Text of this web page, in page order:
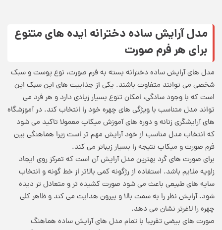
مدل آرایش ساده دخترانه ایده های متنوع
برای هر فرم صورت
مدل های آرایش ساده دخترانه بسته به فرم صورت، نوع پوست و سبک
شخصی می توانند متفاوت باشند. یکی از جذابیت های این سبک این
است که با وجود سادگی، امکان تنوع بسیار زیادی دارد و هر فرد می
تواند مدل متناسب با ویژگی های چهره خود را انتخاب کند. در آموزشگاه
های آرایشگری زنانه و دوره های آموزش میکاپ معمولا تاکید می شود
که انتخاب مدل مناسب از خود آرایش مهم تر است زیرا هماهنگی بین
فرم صورت و میکاپ نتیجه را بسیار زیباتر می کند.
برای صورت های گرد بهترین مدل آرایش آن است که تمرکز روی ایجاد
زاویه ملایم باشد. استفاده از رژگونه کمی بالاتر از خط گونه و انتخاب
سایه های طبیعی باعث می شود صورت کشیده تر و متعادل تر دیده
شود. آرایش نظر را به سمت بالا و بیرون هدایت می کند و ظاهر کلی
چهره را لاغرتر نشان می دهد.
صورت های بیضی تقریبا با تمام مدل های آرایش ساده هماهنگ